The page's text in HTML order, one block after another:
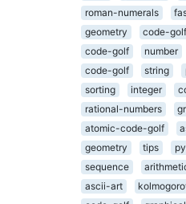
roman-numerals
geometry
code-golf
code-golf
number
code-golf
string
sorting
integer
rational-numbers
atomic-code-golf
geometry
tips
sequence
ascii-art